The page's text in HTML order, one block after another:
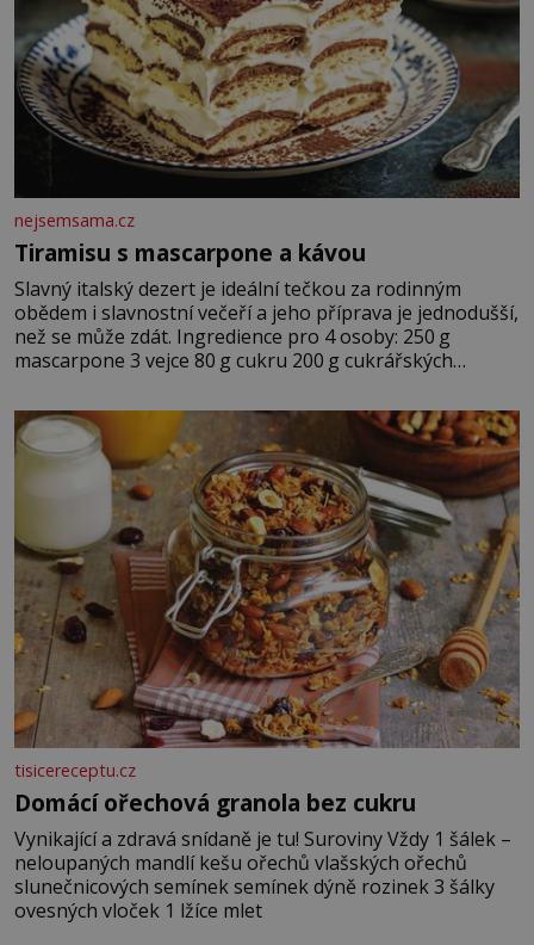
nejsemsama.cz
Tiramisu s mascarpone a kávou
Slavný italský dezert je ideální tečkou za rodinným
obědem i slavnostní večeří a jeho příprava je jednodušší,
než se může zdát. Ingredience pro 4 osoby: 250 g
mascarpone 3 vejce 80 g cukru 200 g cukrářských
posypání Postup: Oddělte žloutky od bílků. Žloutky
vyšlehejte s cukrem do světlé pěny a postupně do nich
vmíchejte mascarpone, aby vznikl hladký
tisicereceptu.cz
Domácí ořechová granola bez cukru
Vynikající a zdravá snídaně je tu! Suroviny Vždy 1 šálek –
neloupaných mandlí kešu ořechů vlašských ořechů
slunečnicových semínek semínek dýně rozinek 3 šálky
ovesných vloček 1 lžíce mlet